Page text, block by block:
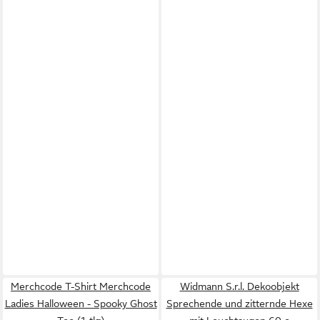
Merchcode T-Shirt Merchcode
Ladies Halloween - Spooky Ghost
Widmann S.r.l. Dekoobjekt
Sprechende und zitternde Hexe